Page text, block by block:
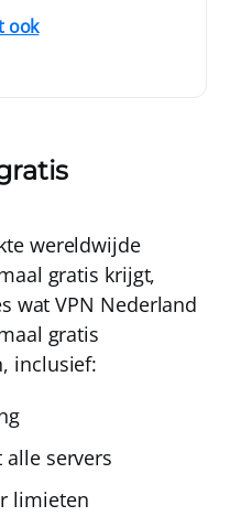
ook
wereldwijde
gratis krijgt,
watVPN Nederland
gratis
inclusief:
servers
limieten